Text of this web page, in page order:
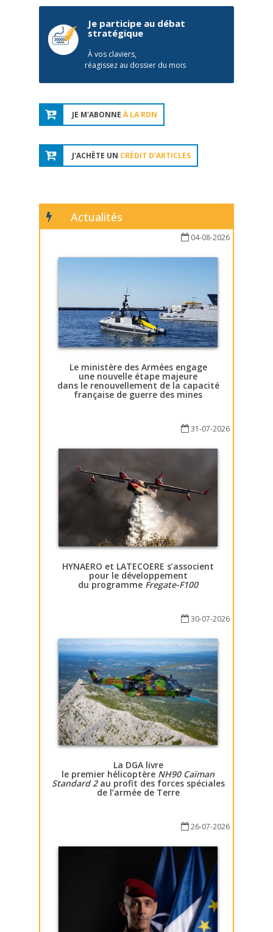
Je participe au débat
stratégique
À vos claviers,
réagissez au dossier du mois
JE M'ABONNE À LA RDN
J'ACHÈTE UN CRÉDIT D'ARTICLES
Actualités
04-08-2026
Le ministère des Armées engage
une nouvelle étape majeure
dans le renouvellement de la capacité
française de guerre des mines
31-07-2026
HYNAERO et LATECOERE s’associent
pour le développement
du programme Fregate-F100
30-07-2026
La DGA livre
le premier hélicoptère NH90 Caïman
Standard 2au profit des forces spéciales
de l’armée de Terre
26-07-2026